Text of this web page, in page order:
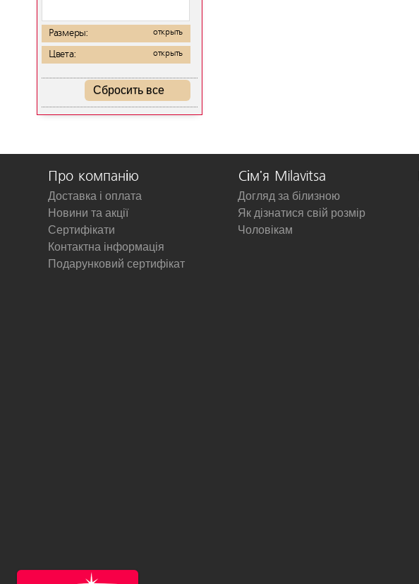
Размеры: открыть
Цвета: открыть
Сбросить все
Про компанію
Доставка і оплата
Новини та акції
Сертифікати
Контактна інформація
Подарунковий сертифікат
Сім'я Milavitsa
Догляд за білизною
Як дізнатися свій розмір
Чоловікам